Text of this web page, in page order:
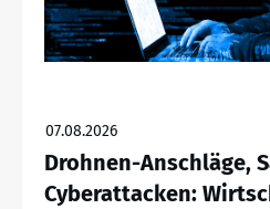
07.08.2026
Drohnen-Anschläge,
Cyberattacken: